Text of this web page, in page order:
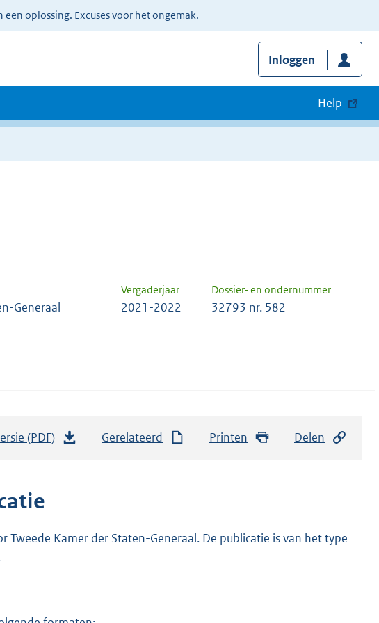
oplossing. Excuses voor het ongemak.
Inloggen
Help
Vergaderjaar Dossier- en ondernummer
Generaal 2021-2022 32793 nr. 582
(PDF)
n
Gerelateerd Printen Delen
Kamer der Staten-Generaal. De publicatie is van het type